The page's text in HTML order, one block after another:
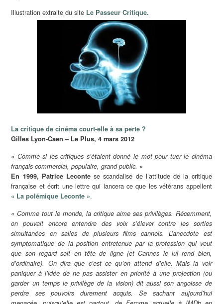
Illustration extraite du site Le Passeur Critique.
La critique de cinéma court-elle à sa perte ?
Gilles Lyon-Caen – Le Plus, 4 mars 2012
« Comme si les critiques s’étaient donné le mot pour tuer le cinéma
français commercial, populaire, grand public. »
En 1999, Patrice Leconte se scandalise de l’attitude de la critique
française et écrit une lettre qui lancera ce que les vétérans appellent
« La polémique Leconte ».
« Comme tout le monde, la critique aime ses privilèges. Récemment,
on pouvait encore entendre des voix s’élever contre les sorties
simultanées en salles de plusieurs films cannois. L’anecdote est
symptomatique de la position entretenue par la profession qui veut
que son regard soit en tête de ligne (et Cannes le lui rend bien,
d’ordinaire). On dira que c’est ce qu’on attend d’elle. Mais la voir
paniquer à l’idée de ne pas assister en priorité à une projection (ou
garder un temps le privilège de la vision) dit aussi son angoisse de
perdre ses pouvoirs durement acquis. Se sachant aujourd’hui